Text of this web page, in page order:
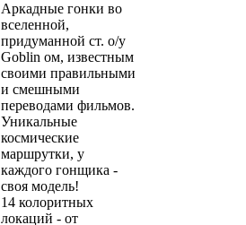
Аркадные гонки во
вселенной,
придуманной cт. о/у
Goblin ом, известным
своими правильными
и смешными
переводами фильмов.
Уникальные
космические
маршрутки, у
каждого гонщика -
своя модель!
14 колоритных
локаций - от